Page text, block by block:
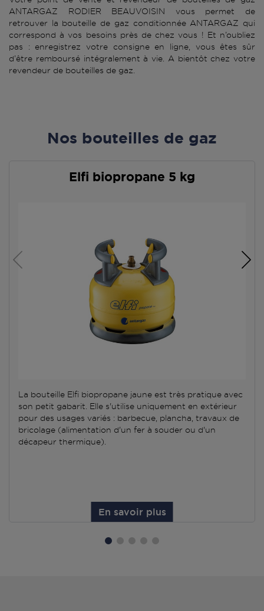
ANTARGAZ RODIER BEAUVOISIN vous permet de
retrouver la bouteille de gaz conditionnée ANTARGAZ qui
correspond à vos besoins près de chez vous ! Et n’oubliez
pas : enregistrez votre consigne en ligne, vous êtes sûr
d’être remboursé intégralement à vie. A bientôt chez votre
revendeur de bouteilles de gaz.
Nos bouteilles de gaz
Elfi biopropane 5 kg
La bouteille Elfi biopropane jaune est très pratique avec
son petit gabarit. Elle s'utilise uniquement en extérieur
pour des usages variés : barbecue, plancha, travaux de
bricolage (alimentation d'un fer à souder ou d'un
décapeur thermique).
En savoir plus